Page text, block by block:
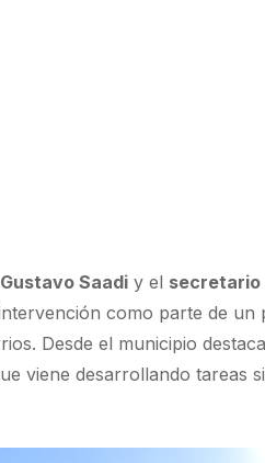
Saadi y el secretario
como parte de
Desde el municipio
viene desarrollando tareas